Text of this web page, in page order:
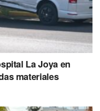
La Joya en
materiales